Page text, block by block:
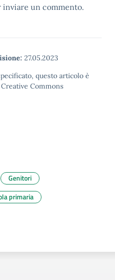
inviare un commento.
27.05.2023
questo articolo è
Commons
Genitori
primaria